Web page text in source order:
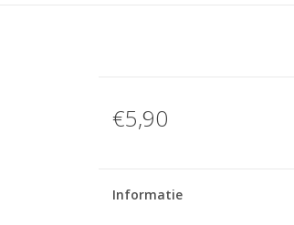
€5,90
Informatie